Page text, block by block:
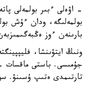
- اۋەلى ءبىر بولمەلى
بولمەلىگە، ودان ءۇش
بارىنەن ءوز
ونىڭ ايتۋىنشا،
جۇمىسى. باستى ماقسات -
تارتىمدى ەتىپ ۇسىنۋ.